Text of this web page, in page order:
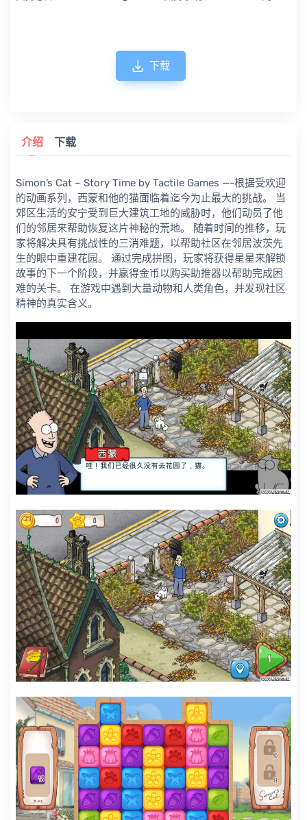
下载
介绍 下载
Simon’s Cat – Story Time by Tactile Games —-根据受欢迎
的动画系列，西蒙和他的猫面临着迄今为止最大的挑战。 当
郊区生活的安宁受到巨大建筑工地的威胁时，他们动员了他
们的邻居来帮助恢复这片神秘的荒地。 随着时间的推移，玩
家将解决具有挑战性的三消难题，以帮助社区在邻居波茨先
生的眼中重建花园。 通过完成拼图，玩家将获得星星来解锁
故事的下一个阶段，并赢得金币以购买助推器以帮助完成困
难的关卡。 在游戏中遇到大量动物和人类角色，并发现社区
精神的真实含义。